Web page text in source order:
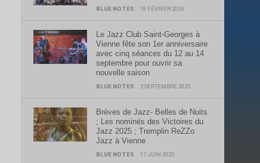
BLUE NOTES 18 FÉVRIER 2026
Le Jazz Club Saint-Georges à
Vienne fête son 1er anniversaire
avec cinq séances du 12 au 14
septembre pour ouvrir sa
nouvelle saison
BLUE NOTES 2 SEPTEMBRE 2025
Brèves de Jazz- Belles de Nuits
; Les nominés des Victoires du
Jazz 2025 ; Tremplin ReZZo
Jazz à Vienne
BLUE NOTES 17 JUIN 2025